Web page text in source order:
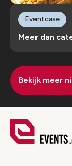
Meer dan
Eventcase
Bekijk meer